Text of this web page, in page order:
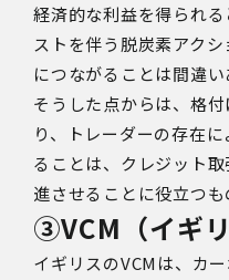
経済的な利益を得られ
ストを伴う脱炭素アクシ
につながることは間違い
そうした点からは、格
り、トレーダーの存在
ることは、クレジット
進させることに役立つも
③VCM （イギ
イギリスのVCM は、カ